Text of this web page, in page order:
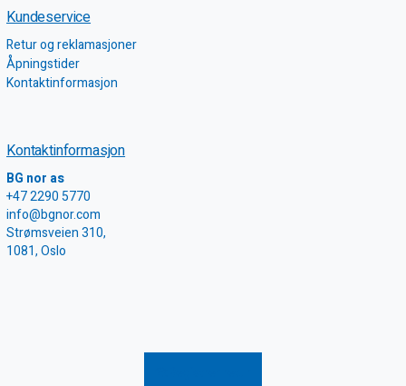
Kundeservice
Retur og reklamasjoner
Åpningstider
Kontaktinformasjon
Kontaktinformasjon
BG nor as
+47 2290 5770
info@bgnor.com
Strømsveien 310,
1081, Oslo